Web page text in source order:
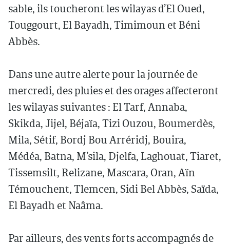
sable, ils toucheront les wilayas d’El Oued,
Touggourt, El Bayadh, Timimoun et Béni
Abbès.
Dans une autre alerte pour la journée de
mercredi, des pluies et des orages affecteront
les wilayas suivantes : El Tarf, Annaba,
Skikda, Jijel, Béjaïa, Tizi Ouzou, Boumerdès,
Mila, Sétif, Bordj Bou Arréridj, Bouira,
Médéa, Batna, M’sila, Djelfa, Laghouat, Tiaret,
Tissemsilt, Relizane, Mascara, Oran, Aïn
Témouchent, Tlemcen, Sidi Bel Abbès, Saïda,
El Bayadh et Naâma.
Par ailleurs, des vents forts accompagnés de